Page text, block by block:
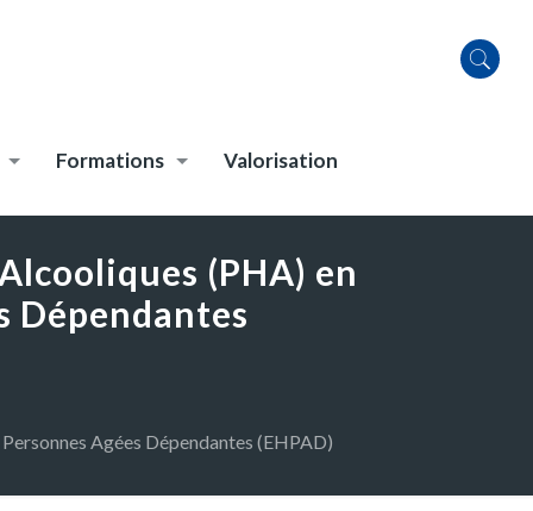
Formations Valorisation
(PHA) en
Dépendantes
Agées Dépendantes (EHPAD)